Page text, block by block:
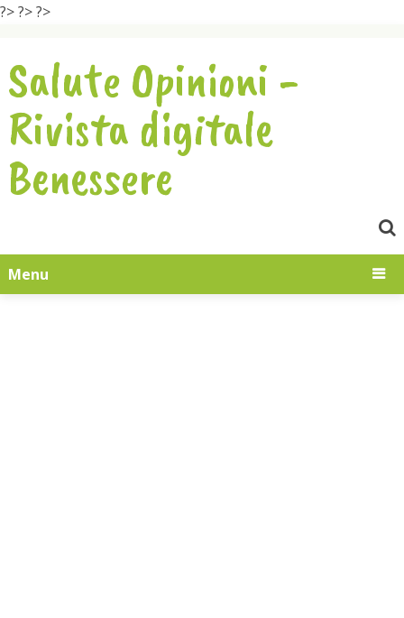
?>?>?>
Salute Opinioni -
Rivista digitale
Benessere
Menu